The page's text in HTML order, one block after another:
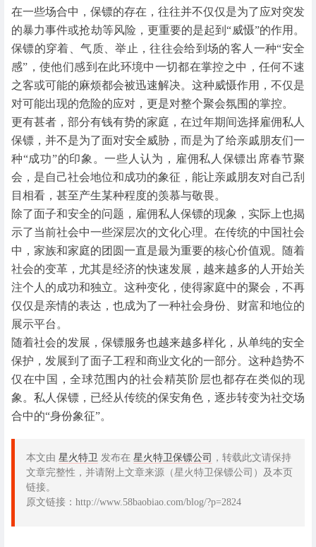
在一些场合中，保镖的存在，往往并不仅仅是为了应对突发
的暴力事件或抢劫等风险，更重要的是起到“威慑”的作用。
保镖的穿着、气质、举止，往往会给到场的客人一种“安全
感”，使他们感到在此环境中一切都在掌控之中，任何不速
之客或可能的麻烦都会被迅速解决。这种威慑作用，不仅是
对可能出现的危险的应对，更是对整个聚会氛围的掌控。
更有甚者，部分有钱有势的家庭，在过年期间选择雇佣私人
保镖，并不是为了面对安全威胁，而是为了给亲戚朋友们一
种“成功”的印象。一些人认为，雇佣私人保镖出席春节聚
会，是自己社会地位和成功的象征，能让亲戚朋友对自己刮
目相看，甚至产生某种程度的羡慕与敬畏。
除了面子和安全的问题，雇佣私人保镖的现象，实际上也揭
示了当前社会中一些深层次的文化心理。在传统的中国社会
中，家族和家庭的团圆一直是最为重要的核心价值观。随着
社会的变革，尤其是经济的快速发展，越来越多的人开始关
注个人的成功和独立。这种变化，使得家庭中的聚会，不再
仅仅是亲情的表达，也成为了一种社会身份、财富和地位的
展示平台。
随着社会的发展，保镖服务也越来越多样化，从单纯的安全
保护，发展到了面子工程和商业文化的一部分。这种趋势不
仅在中国，全球范围内的社会精英阶层也都存在类似的现
象。私人保镖，已经从传统的保安角色，逐步转变为社交场
合中的“身份象征”。
本文由 星火特卫 发布在 星火特卫保镖公司
，转载此文请保持
文章完整性，并请附上文章来源（星火特卫保镖公司）及本页
链接。
原文链接：http://www.58baobiao.com/blog/?p=2824